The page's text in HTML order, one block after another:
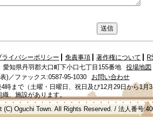
ライバシーポリシー 免責事項 著作権について
知県丹羽郡大口町下小口七丁目155番地
役場地図
)／ファックス:0587-95-1030
お問い合わせ
時まで（土曜・日曜日、祝日及び12月29日から1月3
、施設があります。
(C) Oguchi Town. All Rights Reserved. / 法人番号